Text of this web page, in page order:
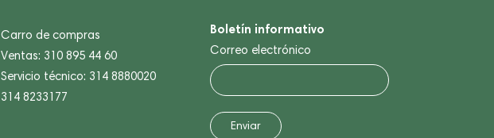
Carro de compras
Ventas: 310 895 44 60
Servicio técnico: 314 8880020
314 8233177
Boletín informativo
Correo electrónico